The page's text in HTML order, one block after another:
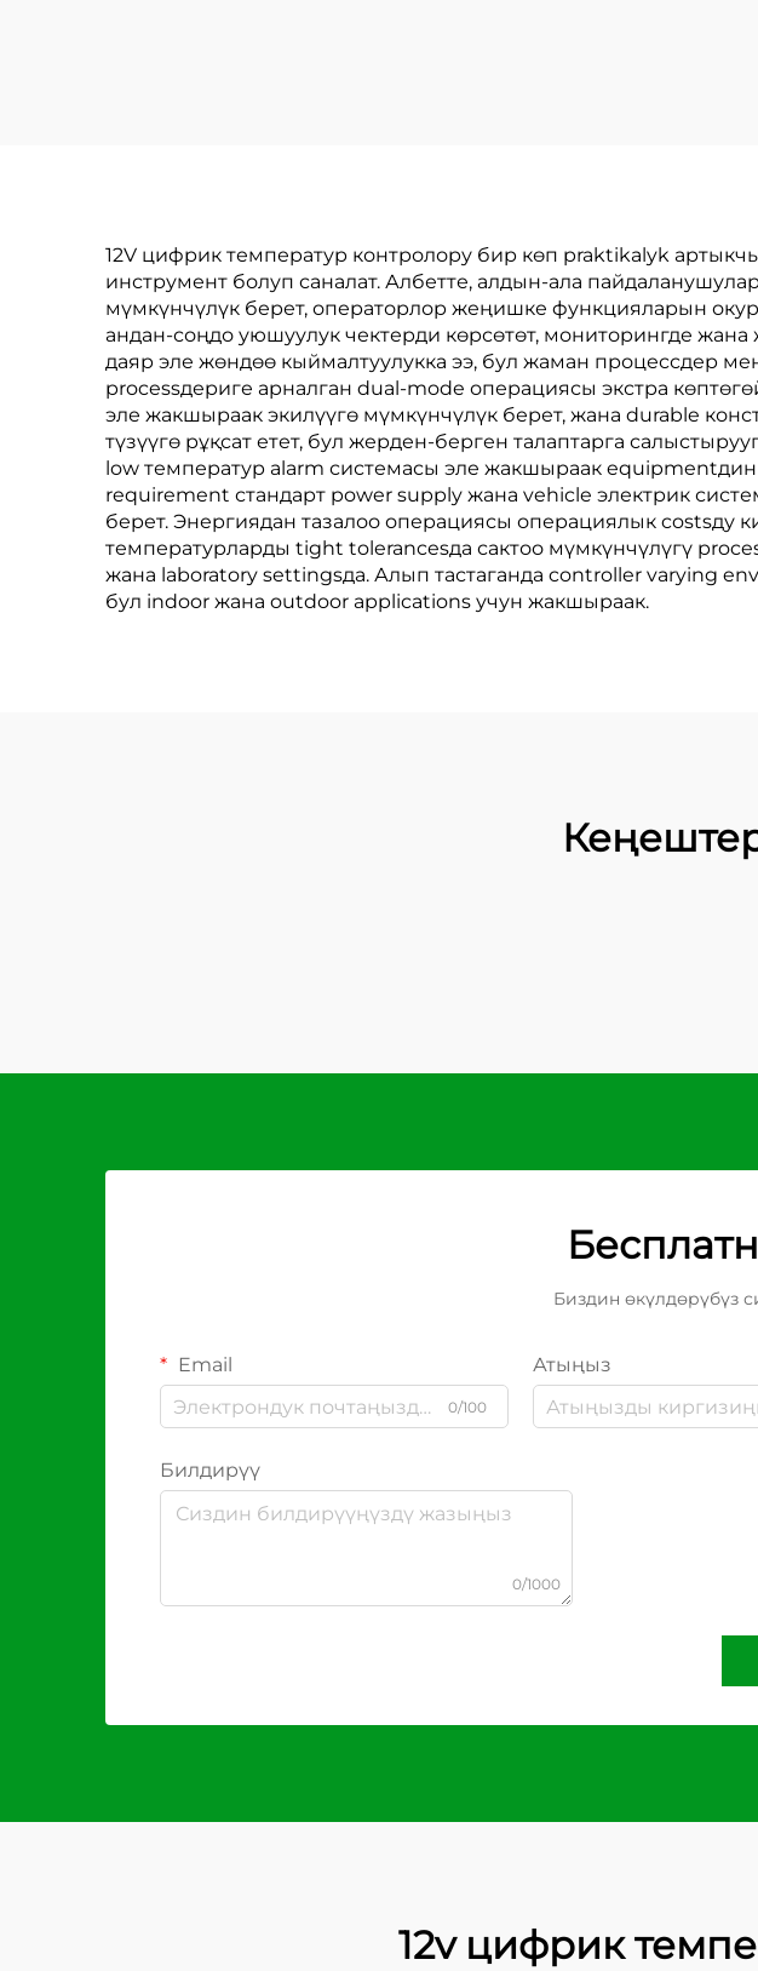
12V цифрик температур контролору бир көп praktikalyk
инструмент болуп саналат. Албетте, алдын-ала
мүмкүнчүлүк берет, операторлор жеңишке функцияларын
андан-соңдо уюшуулук чектерди көрсөтөт, мониторингде
даяр эле жөндөө кыймалтуулукка ээ, бул жаман процессдер
processдериге арналган dual-mode операциясы экстра
эле жакшыраак экилүүгө мүмкүнчүлүк берет, жана durable
түзүүгө рұқсат етет, бул жерден-берген талаптарга
low температур alarm системасы эле жакшыраак
requirement стандарт power supply жана vehicle электрик
берет. Энергиядан тазалоо операциясы операциялык costsду
температурларды tight tolerancesда сактоо мүмкүнчүлүгү
жана laboratory settingsда. Алып тастаганда controller varying
бул indoor жана outdoor applications учун жакшыраак.
Биздин өкүлдөрүбүз
Email
0/100
Атыңыз
Билдирүү
0/1000
12v цифрик